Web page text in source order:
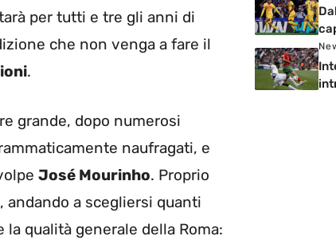
per tutti e tre gli anni di
che non venga a fare il
.
grande, dopo numerosi
naufragati, e
José Mourinho. Proprio
a scegliersi quanti
qualità generale della Roma: